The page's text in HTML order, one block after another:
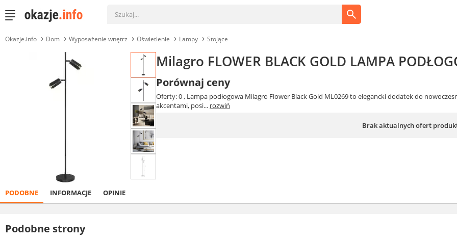
Okazje.info Dom Wyposażenie wnętrz Oświetlenie Lampy Stojące
Milagro FLOWER BLACK GOLD LAMPA
Porównaj ceny
Oferty: 0, Lampa podłogowa Milagro Flower Black Gold ML0269 to elegancki dodatek do
akcentami, posi... rozwiń
Brak aktualnych ofert
PODOBNE INFORMACJE OPINIE
Podobne strony